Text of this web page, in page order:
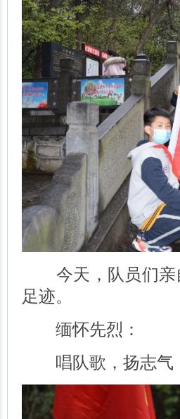
今天，队员们亲
足迹。
缅怀先烈：
唱队歌，扬志气